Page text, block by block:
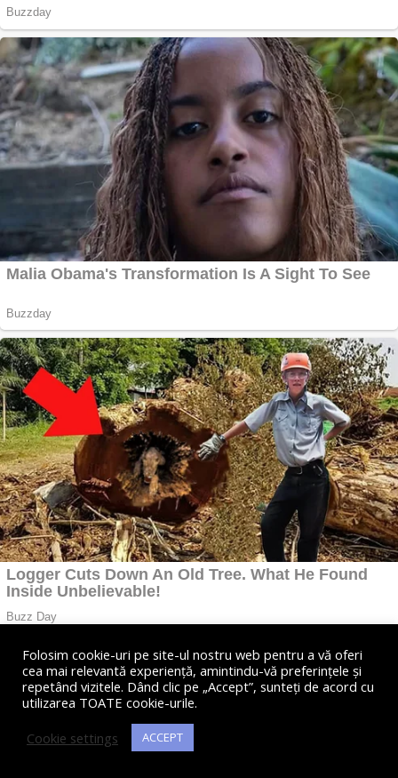
Folosim cookie-uri pe site-ul nostru web pentru a vă oferi
cea mai relevantă experiență, amintindu-vă preferințele și
repetând vizitele. Dând clic pe „Accept”, sunteți de acord cu
utilizarea TOATE cookie-urile.
Cookie settings
ACCEPT